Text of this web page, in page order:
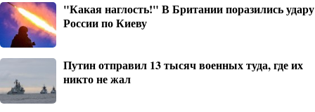
"Какая наглость!" В Британии поразились удару
России по Киеву
Путин отправил 13 тысяч военных туда, где их
никто не жал